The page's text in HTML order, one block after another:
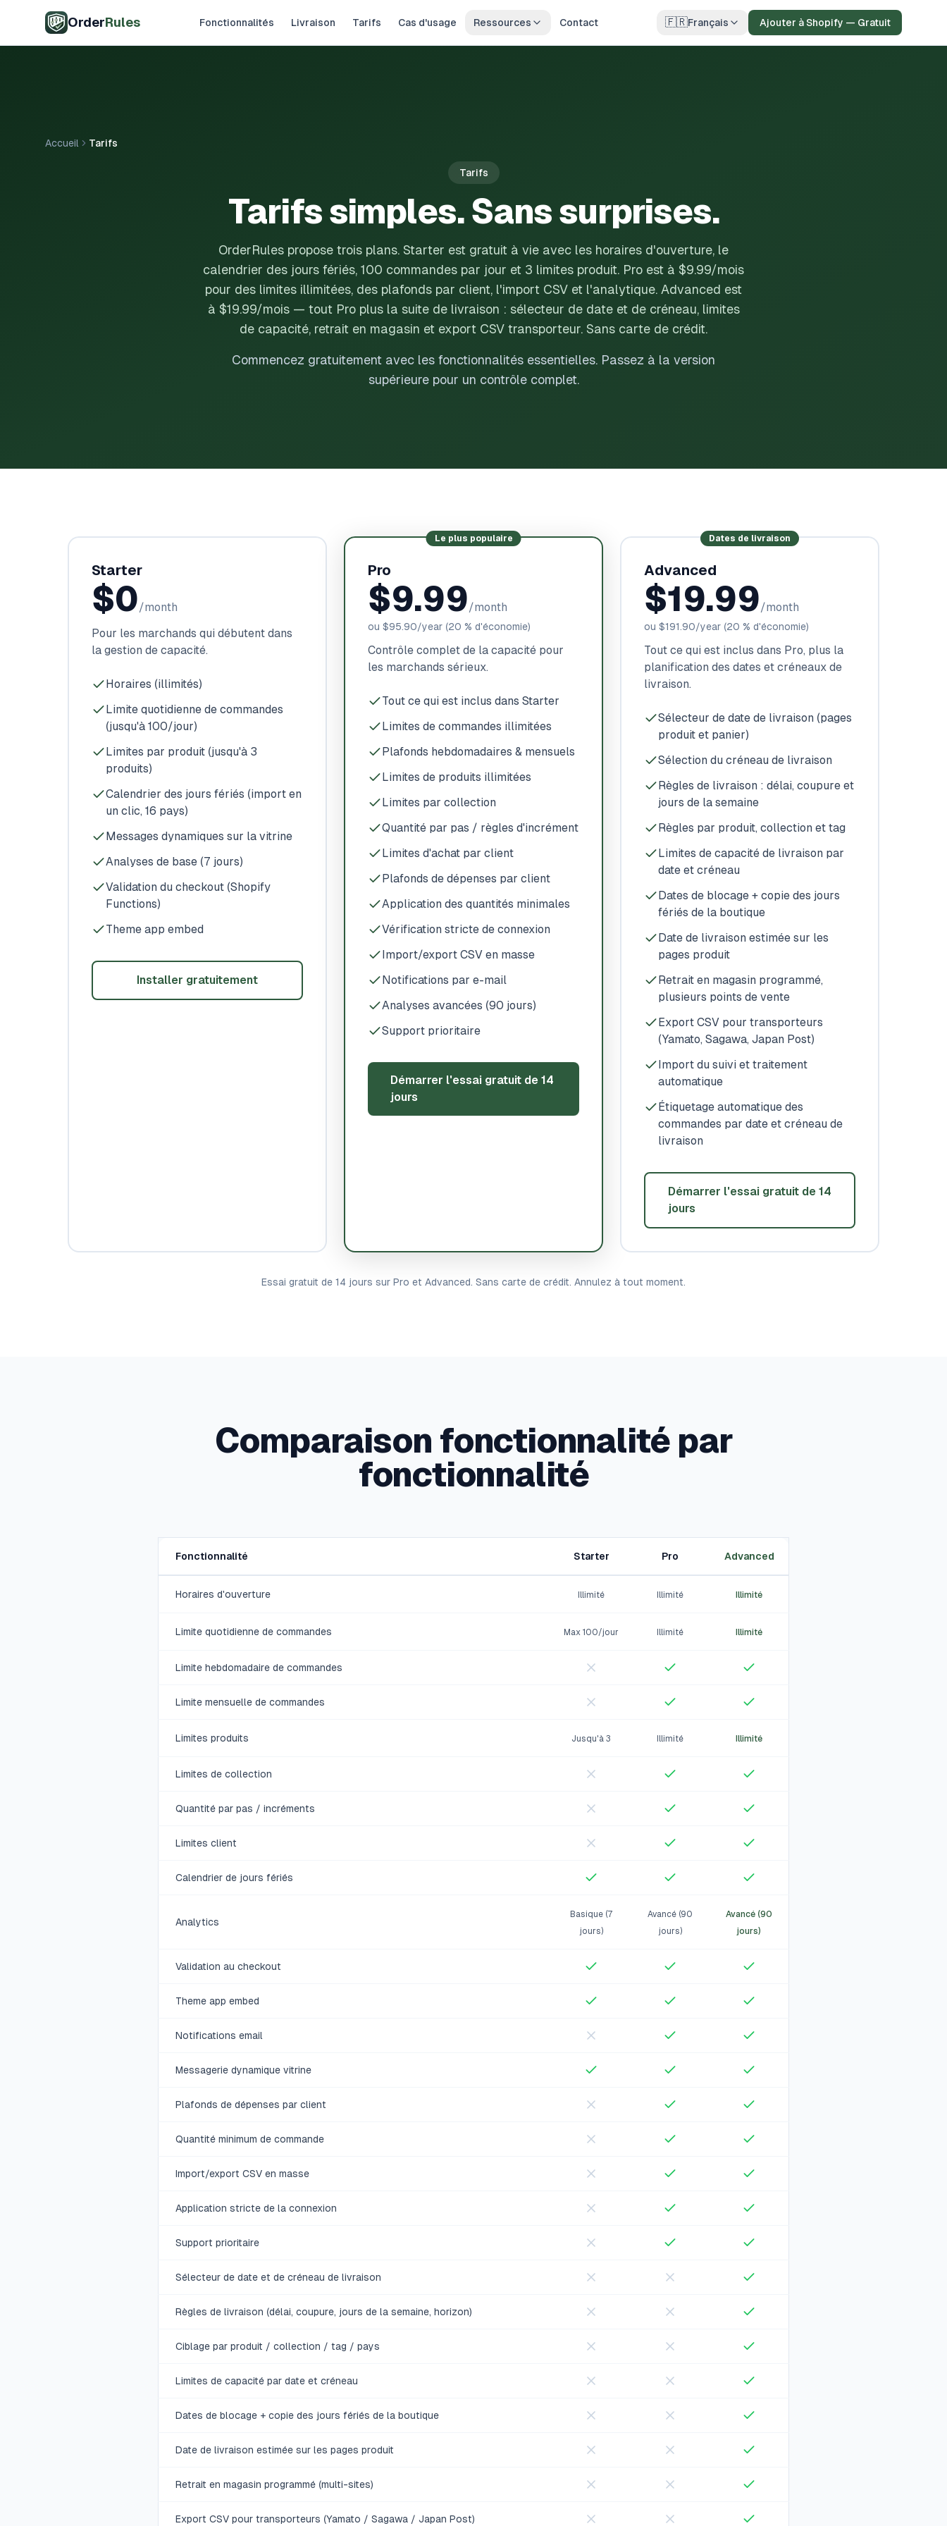
OrderRules Fonctionnalités Livraison Tarifs Cas d'usage Ressources Contact 🇫🇷Français Ajouter à Shopify — Gratuit
Accueil Tarifs
Tarifs
Tarifs simples. Sans surprises.
OrderRules propose trois plans. Starter est gratuit à vie avec les horaires d'ouverture, le
calendrier des jours fériés, 100 commandes par jour et 3 limites produit. Pro est à $9.99/mois
pour des limites illimitées, des plafonds par client, l'import CSV et l'analytique. Advanced est
à $19.99/mois — tout Pro plus la suite de livraison : sélecteur de date et de créneau, limites
de capacité, retrait en magasin et export CSV transporteur. Sans carte de crédit.
Commencez gratuitement avec les fonctionnalités essentielles. Passez à la version
supérieure pour un contrôle complet.
Starter
$0/month
Pour les marchands qui débutent dans
la gestion de capacité.
Horaires (illimités)
Limite quotidienne de commandes
(jusqu'à 100/jour)
Limites par produit (jusqu'à 3
produits)
Calendrier des jours fériés (import en
un clic, 16 pays)
Messages dynamiques sur la vitrine
Analyses de base (7 jours)
Validation du checkout (Shopify
Functions)
Theme app embed
Installer gratuitement
Le plus populaire
Pro
$9.99/month
ou $95.90/year (20 % d'économie)
Contrôle complet de la capacité pour
les marchands sérieux.
Tout ce qui est inclus dans Starter
Limites de commandes illimitées
Plafonds hebdomadaires & mensuels
Limites de produits illimitées
Limites par collection
Quantité par pas / règles d'incrément
Limites d'achat par client
Plafonds de dépenses par client
Application des quantités minimales
Vérification stricte de connexion
Import/export CSV en masse
Notifications par e-mail
Analyses avancées (90 jours)
Support prioritaire
Démarrer l'essai gratuit de 14
jours
Dates de livraison
Advanced
$19.99/month
ou $191.90/year (20 % d'économie)
Tout ce qui est inclus dans Pro, plus la
planification des dates et créneaux de
livraison.
Sélecteur de date de livraison (pages
produit et panier)
Sélection du créneau de livraison
Règles de livraison : délai, coupure et
jours de la semaine
Règles par produit, collection et tag
Limites de capacité de livraison par
date et créneau
Dates de blocage + copie des jours
fériés de la boutique
Date de livraison estimée sur les
pages produit
Retrait en magasin programmé,
plusieurs points de vente
Export CSV pour transporteurs
(Yamato, Sagawa, Japan Post)
Import du suivi et traitement
automatique
Étiquetage automatique des
commandes par date et créneau de
livraison
Démarrer l'essai gratuit de 14
jours
Essai gratuit de 14 jours sur Pro et Advanced. Sans carte de crédit. Annulez à tout moment.
Comparaison fonctionnalité par
fonctionnalité
Fonctionnalité Starter Pro Advanced
Horaires d'ouverture Illimité Illimité Illimité
Limite quotidienne de commandes Max 100/jour Illimité Illimité
Limite hebdomadaire de commandes
Limite mensuelle de commandes
Limites produits Jusqu'à 3 Illimité Illimité
Limites de collection
Quantité par pas / incréments
Limites client
Calendrier de jours fériés
Analytics
Basique (7
jours)
Avancé (90
jours)
Avancé (90
jours)
Validation au checkout
Theme app embed
Notifications email
Messagerie dynamique vitrine
Plafonds de dépenses par client
Quantité minimum de commande
Import/export CSV en masse
Application stricte de la connexion
Support prioritaire
Sélecteur de date et de créneau de livraison
Règles de livraison (délai, coupure, jours de la semaine, horizon)
Ciblage par produit / collection / tag / pays
Limites de capacité par date et créneau
Dates de blocage + copie des jours fériés de la boutique
Date de livraison estimée sur les pages produit
Retrait en magasin programmé (multi-sites)
Export CSV pour transporteurs (Yamato / Sagawa / Japan Post)